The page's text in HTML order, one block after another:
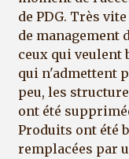
de PDG. Très
de management
ceux qui veulent
qui n'admettent
peu, les
ont été
Produits ont été
remplacées par